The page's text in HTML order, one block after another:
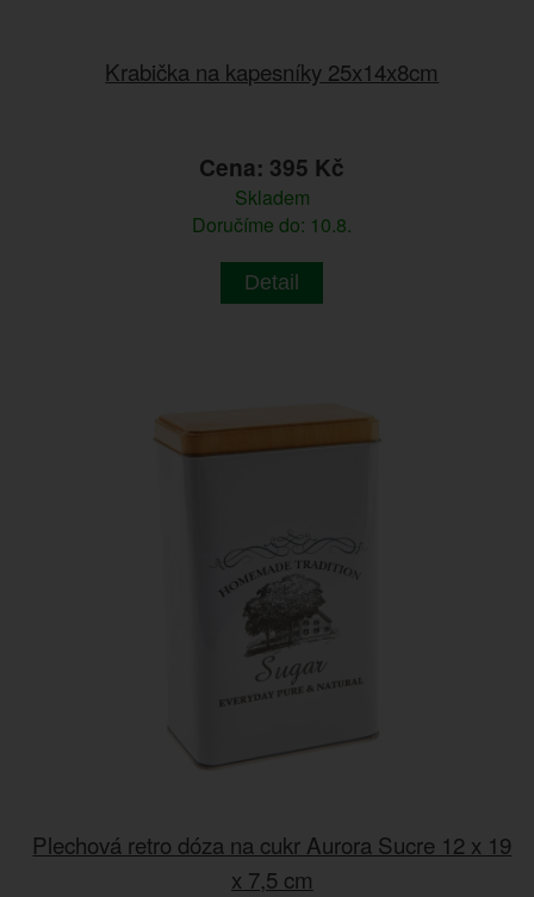
Krabička na kapesníky 25x14x8cm
Cena: 395 Kč
Skladem
Doručíme do: 10.8.
Detail
Plechová retro dóza na cukr Aurora Sucre 12 x 19
x 7,5 cm